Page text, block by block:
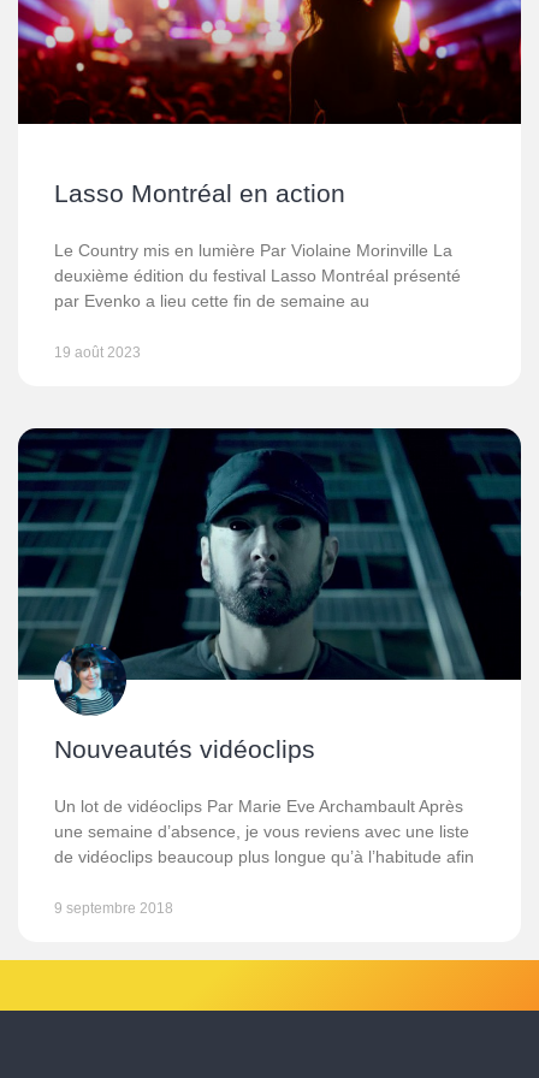
Lasso Montréal en action
Le Country mis en lumière Par Violaine Morinville La
deuxième édition du festival Lasso Montréal présenté
par Evenko a lieu cette fin de semaine au
19 août 2023
Nouveautés vidéoclips
Un lot de vidéoclips Par Marie Eve Archambault Après
une semaine d’absence, je vous reviens avec une liste
de vidéoclips beaucoup plus longue qu’à l’habitude afin
9 septembre 2018